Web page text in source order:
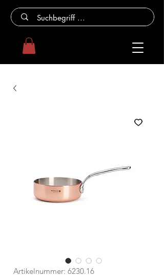
Artikelnummer: 6230.16